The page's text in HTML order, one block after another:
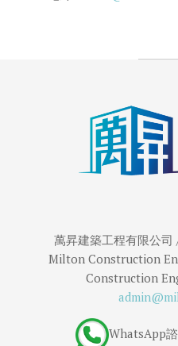
萬昇建築工程有限公
Milton Construction
Construction
WhatsApp